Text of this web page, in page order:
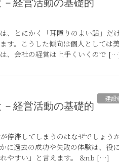
、とにかく「耳障りのよい話」だ
す。こうした傾向は個人としては
、会社の経営は上手くいくので
建設
停滞してしまうのはなぜでしょう
に過去の成功や失敗の体験は、役
やすい」と言えます。 &nb […]